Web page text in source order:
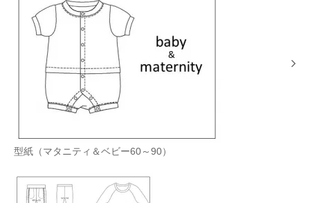
型紙（マタニティ＆ベビー60～90）